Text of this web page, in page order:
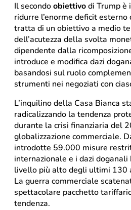
Il secondoobiettivodi Trump è
ridurre l’enorme deficit
tratta di un obiettivo a medio
dell’acutezza della svolta
dipendente dalla
introduce e modifica dazi
basandosi sul ruolo
strumenti nei negoziati con
L’inquilino della Casa Bianca
radicalizzando la tendenza
durante la crisi finanziaria del
globalizzazione commerciale.
introdotte 59.000 misure
internazionale e i dazi
livello più alto degli ultimi 130
La guerra commerciale
spettacolare pacchetto
tendenza.